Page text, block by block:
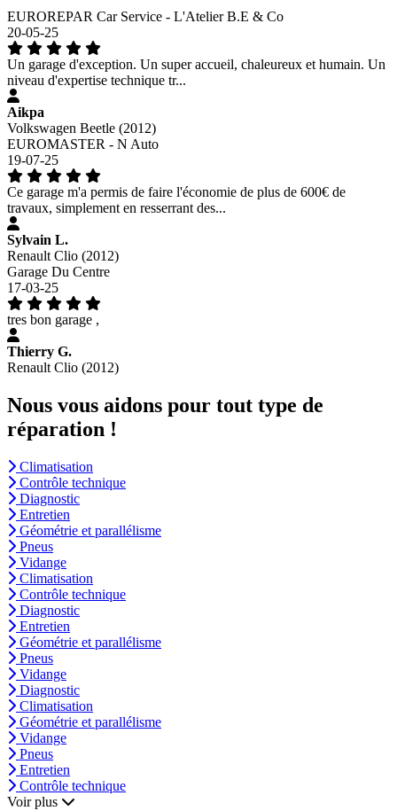
EUROREPAR Car Service - L'Atelier B.E & Co
20-05-25
Un garage d'exception. Un super accueil, chaleureux et humain. Un
niveau d'expertise technique tr...
Aikpa
Volkswagen Beetle (2012)
EUROMASTER - N Auto
19-07-25
Ce garage m'a permis de faire l'économie de plus de 600€ de
travaux, simplement en resserrant des...
Sylvain L.
Renault Clio (2012)
Garage Du Centre
17-03-25
tres bon garage ,
Thierry G.
Renault Clio (2012)
Nous vous aidons pour tout type de
réparation !
Climatisation
Contrôle technique
Diagnostic
Entretien
Géométrie et parallélisme
Pneus
Vidange
Climatisation
Contrôle technique
Diagnostic
Entretien
Géométrie et parallélisme
Pneus
Vidange
Diagnostic
Climatisation
Géométrie et parallélisme
Vidange
Pneus
Entretien
Contrôle technique
Voir plus